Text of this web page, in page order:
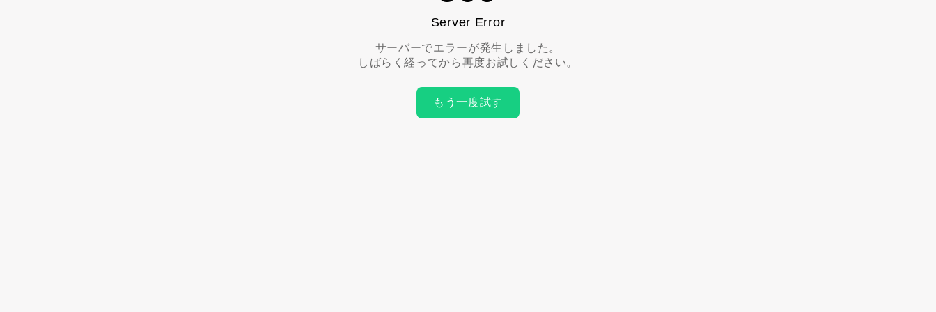
Server Error
サーバーでエラーが発生しました。
しばらく経ってから再度お試しください。
もう一度試す